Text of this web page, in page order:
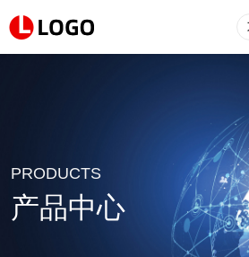
PRODUCTS
产品中心